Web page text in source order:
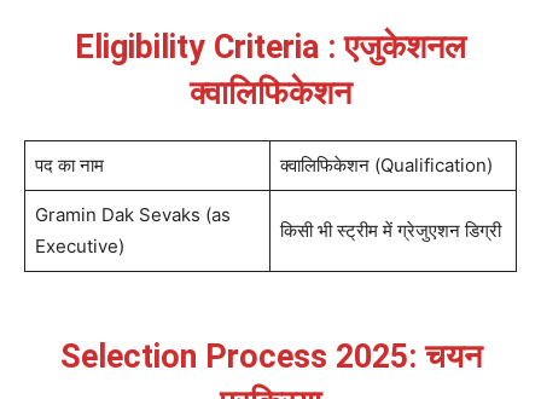
Eligibility Criteria : एजुकेशनल
क्वालिफिकेशन
पद का नाम क्वालिफिकेशन (Qualification)
Gramin Dak Sevaks (as
Executive)
किसी भी स्ट्रीम में ग्रेजुएशन डिग्री
Selection Process 2025: चयन